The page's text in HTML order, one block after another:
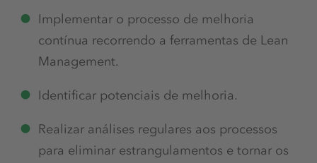
Implementar o processo de melhoria
contínua recorrendo a ferramentas de Lean
Management.
Identificar potenciais de melhoria.
Realizar análises regulares aos processos
para eliminar estrangulamentos e tornar os